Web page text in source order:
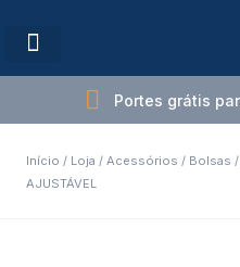
Portes grátis
Início / Loja / Acessórios / Bolsas
AJUSTÁVEL